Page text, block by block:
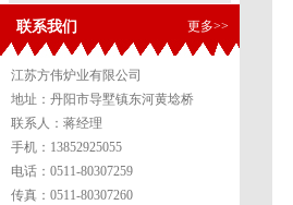
更多>>
联系我们
江苏方伟炉业有限公司
地址：丹阳市导墅镇东河黄埝桥
联系人：蒋经理
手机：13852925055
电话：0511-80307259
传真：0511-80307260